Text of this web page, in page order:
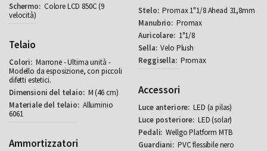
Colore LCD 850C (9
velocità)
Telaio
Marrone - Ultima unità -
Modello da esposizione, con piccoli
difetti estetici.
M (46 cm)
Alluminio
6061
Ammortizzatori
Promax 1"1/8 Ahead 31,8mm
Promax
1"1/8
Velo Plush
Promax
Accessori
LED (a pilas)
LED (solar)
Wellgo Platform MTB
PVC flessibile nero